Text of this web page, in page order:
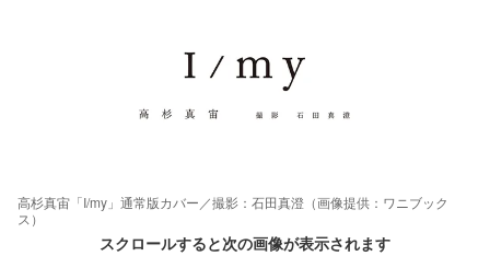
高杉真宙「I/my」通常版カバー／撮影：石田真澄（画像提供：ワニブック
ス）
スクロールすると次の画像が表示されます